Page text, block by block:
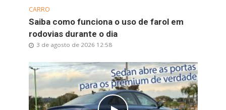
CARRO
Saiba como funciona o uso de farol em
rodovias durante o dia
3 de agosto de 2026 12:58